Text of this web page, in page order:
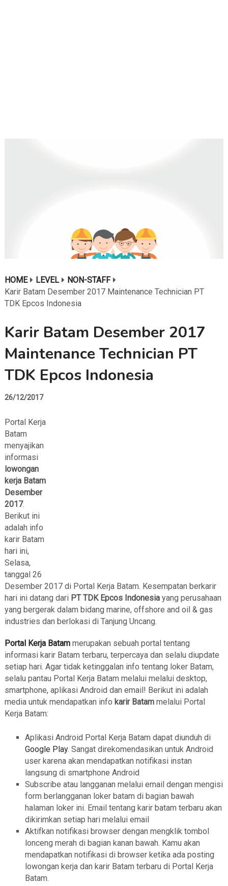
HOME LEVEL
NON-STAFF
Karir Batam Desember 2017 Maintenance Technician PT
TDK Epcos Indonesia
Karir Batam Desember 2017
Maintenance Technician PT
TDK Epcos Indonesia
26/12/2017
Portal Kerja
Batam
menyajikan
informasi
lowongan
kerja Batam
Desember
2017.
Berikut ini
adalah info
karir Batam
hari ini,
Selasa,
tanggal 26
Desember 2017 di Portal Kerja Batam. Kesempatan berkarir
hari ini datang dari PT TDK Epcos Indonesia yang perusahaan
yang bergerak dalam bidang marine, offshore and oil & gas
industries dan berlokasi di Tanjung Uncang.
Portal Kerja Batammerupakan sebuah portal tentang
informasi karir Batam terbaru, terpercaya dan selalu diupdate
setiap hari. Agar tidak ketinggalan info tentang loker Batam,
selalu pantau Portal Kerja Batam melalui melalui desktop,
smartphone, aplikasi Android dan email! Berikut ini adalah
media untuk mendapatkan info karir Batammelalui Portal
Kerja Batam:
Aplikasi Android Portal Kerja Batam dapat diunduh di
Google Play. Sangat direkomendasikan untuk Android
user karena akan mendapatkan notifikasi instan
langsung di smartphone Android
Subscribe atau langganan melalui email dengan mengisi
form berlangganan loker batam di bagian bawah
halaman loker ini. Email tentang karir batam terbaru akan
dikirimkan setiap hari melalui email
Aktifkan notifikasi browser dengan mengklik tombol
lonceng merah di bagian kanan bawah. Kamu akan
mendapatkan notifikasi di browser ketika ada posting
lowongan kerja dan karir Batam terbaru di Portal Kerja
Batam.